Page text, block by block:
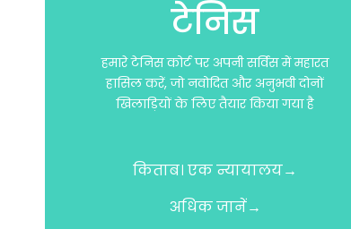
टेनिस
हमारे टेनिस कोर्ट पर अपनी सर्विस में महारत
हासिल करें, जो नवोदित और अनुभवी दोनों
खिलाड़ियों के लिए तैयार किया गया है
किताब। एक न्यायालय→
अधिक जानें→